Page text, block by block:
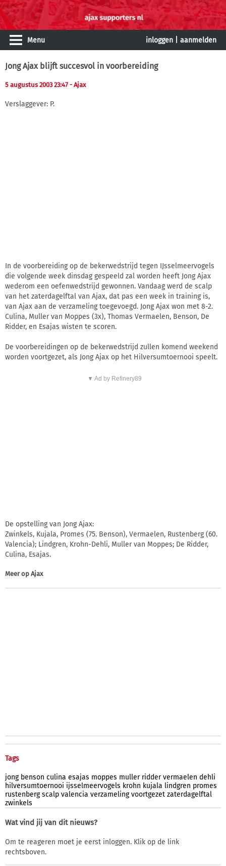
Menu inloggen aanmelden
Jong Ajax blijft succesvol in voorbereiding
5 augustus 2003 23:47 - Ajax
Verslaggever: P.
In de voorbereiding op de bekerwedstrijd tegen IJsselmeervogels
die volgende week dinsdag gespeeld zal worden heeft Jong Ajax
wederom een oefenwedstrijd gewonnen. Vandaag werd de scalp
van het zaterdagelftal van Ajax, dat pas een week in training is,
van Ajax aan de verzameling toegevoegd. Jong Ajax won met 8-2.
Culina, Muller van Moppes (3x), Thomas Vermaelen, Benson, De
Ridder, en Esajas wisten te scoren.
De voorbereidingen op de bekerwedstrijd zullen komend weekend
worden voortgezet, als Jong Ajax op het Hilversumtoernooi speelt.
▼ Ad by Refinery89
De opstelling van Jong Ajax:
Zwinkels, Kujala, Promes (75. Benson), Vermaelen, Rustenberg (60.
Valencia); Lindgren, Krohn-Dehli, Muller van Moppes; De Ridder,
Culina, Esajas.
Meer op Ajax
Tags
jong benson culina esajas moppes muller ridder vermaelen dehli
hilversumtoernooi ijsselmeervogels krohn kujala lindgren promes
rustenberg scalp valencia verzameling voortgezet zaterdagelftal
zwinkels
Wat vind jij van dit nieuws?
Om te reageren moet je eerst inloggen. Klik op de link
rechtsboven.